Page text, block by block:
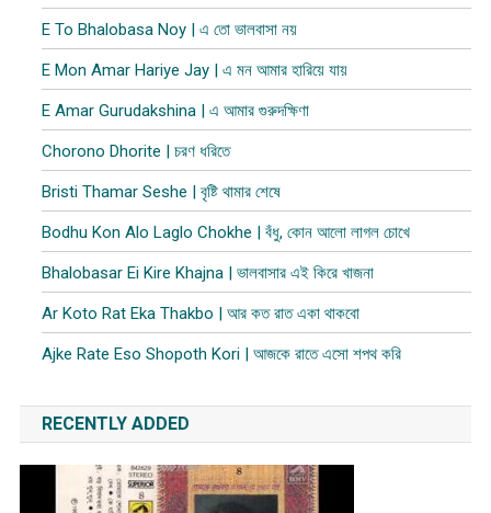
E To Bhalobasa Noy | এ তো ভালবাসা ন​য়
E Mon Amar Hariye Jay | এ মন আমার হারিয়ে যায়
E Amar Gurudakshina | এ আমার গুরুদক্ষিণা
Chorono Dhorite | চরণ ধরিতে
Bristi Thamar Seshe | বৃষ্টি থামার শেষে
Bodhu Kon Alo Laglo Chokhe | বঁধু, কোন আলো লাগল চোখে
Bhalobasar Ei Kire Khajna | ভালবাসার এই কিরে খাজনা
Ar Koto Rat Eka Thakbo | আর কত রাত একা থাকবো
Ajke Rate Eso Shopoth Kori | আজকে রাতে এসো শপথ করি
RECENTLY ADDED